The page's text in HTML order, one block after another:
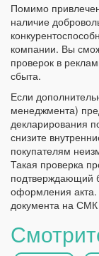
Помимо
наличие
компании. Вы
проверок в
сбыта.
Если
менеджмента)
декларирования
снизите
покупателям
Такая проверка
подтверждающий
оформления
документа на СМК